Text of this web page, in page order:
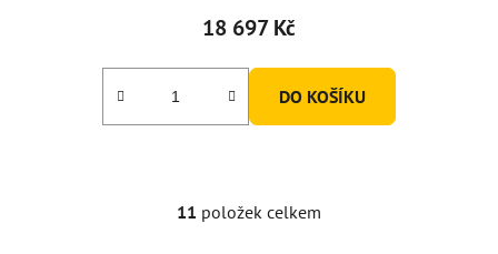
18 697 Kč
DO KOŠÍKU
O
11 položek celkem